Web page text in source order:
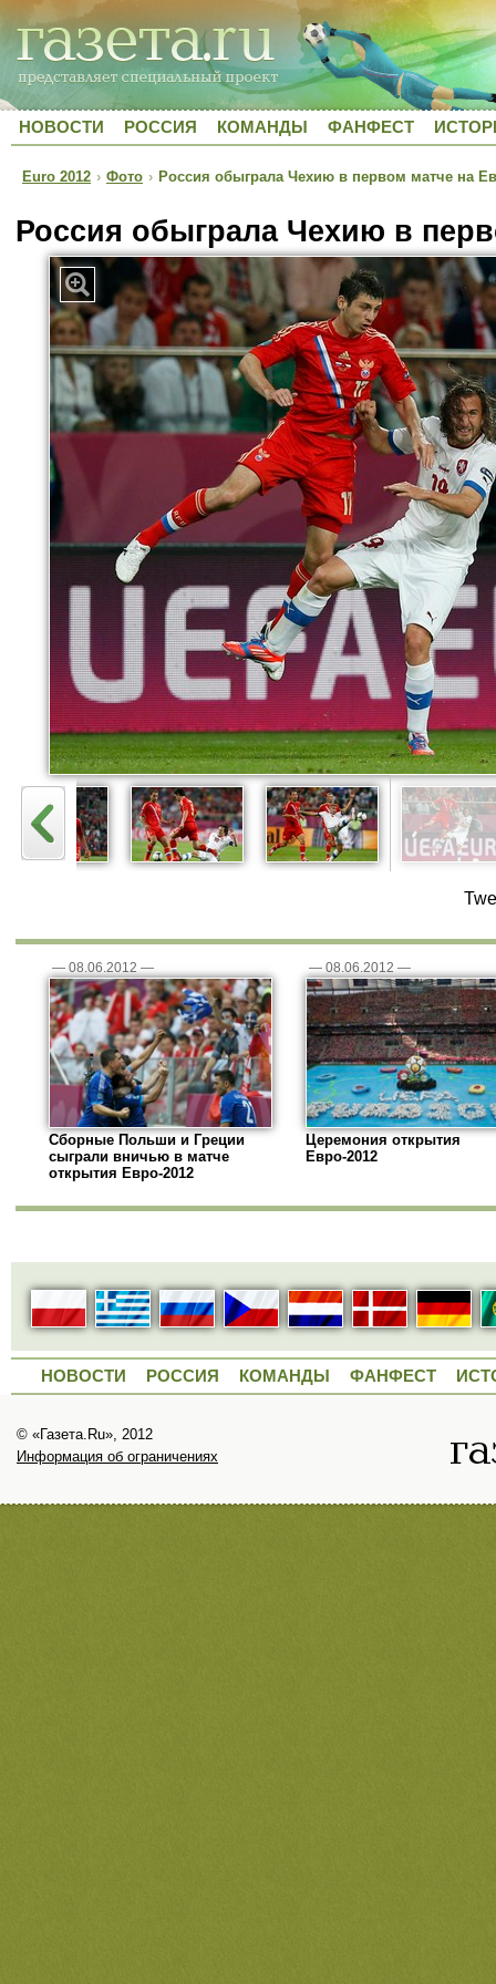
НОВОСТИ РОССИЯ КОМАНДЫ ФАНФЕСТ
Euro 2012 › Фото › Россия обыграла Чехию в первом матче на
Россия обыграла Чехию в
— 08.06.2012 —
Сборные Польши и Греции
сыграли вничью в матче
открытия Евро-2012
— 08.06.2012 —
Церемония открытия
Евро-2012
НОВОСТИ РОССИЯ КОМАНДЫ ФАНФЕСТ
© «Газета.Ru», 2012
Информация об ограничениях